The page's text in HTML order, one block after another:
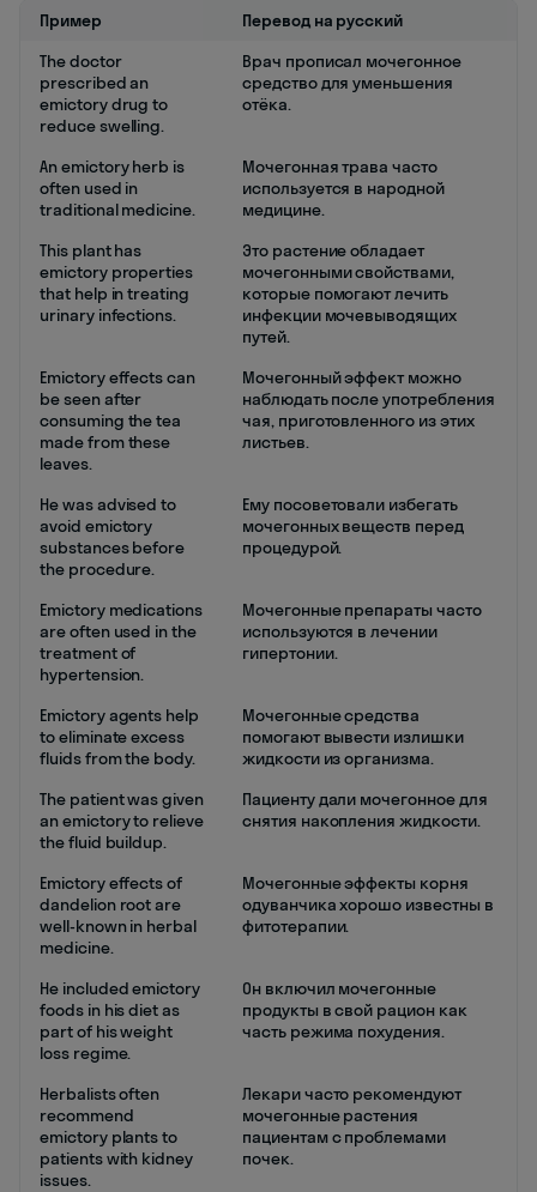
Пример
Перевод на русский
The doctor
prescribed an
emictory drug to
reduce swelling.
Врач прописал мочегонное
средство для уменьшения
отёка.
An emictory herb is
often used in
traditional medicine.
Мочегонная трава часто
используется в народной
медицине.
This plant has
emictory properties
that help in treating
urinary infections.
Это растение обладает
мочегонными свойствами,
которые помогают лечить
инфекции мочевыводящих
путей.
Emictory effects can
be seen after
consuming the tea
made from these
leaves.
Мочегонный эффект можно
наблюдать после употребления
чая, приготовленного из этих
листьев.
He was advised to
avoid emictory
substances before
the procedure.
Ему посоветовали избегать
мочегонных веществ перед
процедурой.
Emictory medications
are often used in the
treatment of
hypertension.
Мочегонные препараты часто
используются в лечении
гипертонии.
Emictory agents help
to eliminate excess
fluids from the body.
Мочегонные средства
помогают вывести излишки
жидкости из организма.
The patient was given
an emictory to relieve
the fluid buildup.
Пациенту дали мочегонное для
снятия накопления жидкости.
Emictory effects of
dandelion root are
well-known in herbal
medicine.
Мочегонные эффекты корня
одуванчика хорошо известны в
фитотерапии.
He included emictory
foods in his diet as
part of his weight
loss regime.
Он включил мочегонные
продукты в свой рацион как
часть режима похудения.
Herbalists often
recommend
emictory plants to
patients with kidney
issues.
Лекари часто рекомендуют
мочегонные растения
пациентам с проблемами
почек.